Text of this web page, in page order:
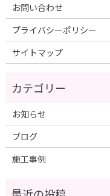
お問い合わせ
プライバシーポリシー
サイトマップ
お知らせ
ブログ
施工事例